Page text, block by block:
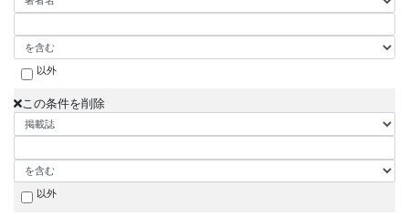
以外
この条件を削除
以外